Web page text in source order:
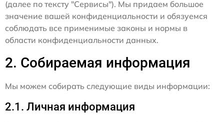
(далее по тексту "Сервисы"). Мы придаем большое
значение вашей конфиденциальности и обязуемся
соблюдать все применимые законы и нормы в
области конфиденциальности данных.
2. Собираемая информация
Мы можем собирать следующие виды информации:
2.1. Личная информация